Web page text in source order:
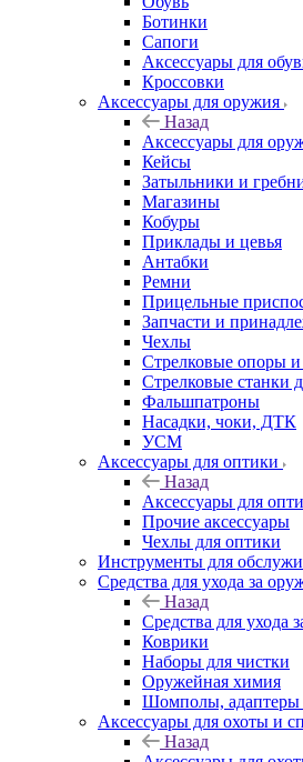
Ботинки
Сапоги
Аксессуары для
Кроссовки
Аксессуары для оружия
Назад
Аксессуары для
Кейсы
Затыльники и
Магазины
Кобуры
Приклады и цевья
Антабки
Ремни
Прицельные
Запчасти и
Чехлы
Стрелковые опоры
Стрелковые станки
Фальшпатроны
Насадки, чоки, ДТК
УСМ
Аксессуары для оптики
Назад
Аксессуары для
Прочие аксессуары
Чехлы для оптики
Инструменты для
Средства для ухода за
Назад
Средства для ухода
Коврики
Наборы для чистки
Оружейная химия
Шомполы, адаптеры
Аксессуары для охоты и
Назад